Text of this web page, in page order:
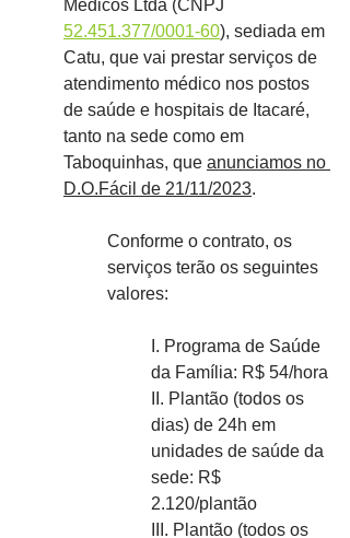
Médicos Ltda (CNPJ
52.451.377/0001-60), sediada em
Catu, que vai prestar serviços de
atendimento médico nos postos
de saúde e hospitais de Itacaré,
tanto na sede como em
Taboquinhas, que anunciamos no
D.O.Fácil de 21/11/2023.
Conforme o contrato, os
serviços terão os seguintes
valores:
I. Programa de Saúde
da Família: R$ 54/hora
II. Plantão (todos os
dias) de 24h em
unidades de saúde da
sede: R$
2.120/plantão
III. Plantão (todos os